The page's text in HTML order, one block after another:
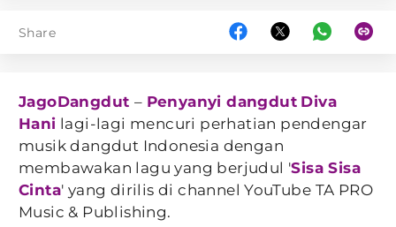
Share
JagoDangdut – Penyanyi dangdut Diva
Hani lagi-lagi mencuri perhatian pendengar
musik dangdut Indonesia dengan
membawakan lagu yang berjudul 'Sisa Sisa
Cinta' yang dirilis di channel YouTube TA PRO
Music & Publishing.